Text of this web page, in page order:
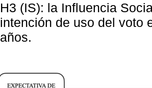
H3 (IS): la Influencia
intención de uso del voto
años.